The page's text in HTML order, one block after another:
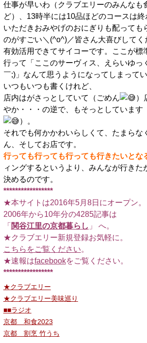
仕事が早いわ（クラブエリーのみんなも
ど）、13時半には10品ほどのコースは
いただきおみやげのおにぎりも配っても
のがすごい＼(^o^)／皆さん大喜びしてく
有効活用できてサイコーです。ここが標
行って「ここのサーヴィス、えらいゆっ
￣;)」なんて思うようになってしまって
いつもいつも書くけれど、
店内はがさっとしていて（ごめん
）
やか・・・の逆で、もそっとしています
）。
それでも何かかわいらしくて、たまらな
ん、そしてお店です。
行っても行っても行っても行きたいとな
ィングするというより、みんなが行きた
決めるのです。
*****************
★本サイトは2016年5月8日にオープン。
2006年から10年分の4285記事は
「 関谷江里の京都暮らし 」 へ。
★クラブエリー新規登録お気軽に。
こちらをご覧ください。
★速報はfacebookをご覧ください。
*****************
★クラブエリー
★クラブエリー美味巡り
■■ラジオ
京都 和食2023
京都 割烹 竹うち